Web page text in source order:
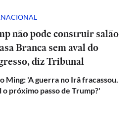
não pode construir salão
Branca sem aval do
diz Tribunal
Ming: 'A guerra no Irã fracassou.
o próximo passo de Trump?'